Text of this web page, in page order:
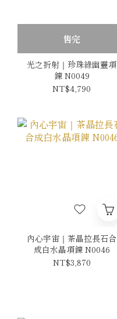
售完
光之折射｜珍珠綠幽靈項
鍊 N0049
NT$4,790
內心宇宙｜茶晶拉長石合
成白水晶項鍊 N0046
NT$3,870